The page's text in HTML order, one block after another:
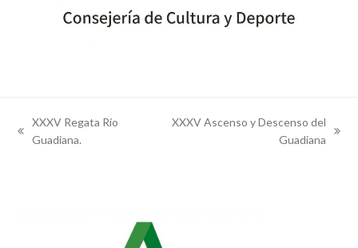
previous
XXXV Regata Río
Guadiana.
XXXV Ascenso y Descenso del
Guadiana